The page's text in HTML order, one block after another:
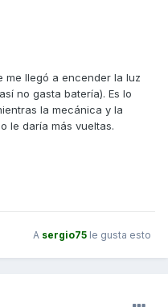
me llegó a encender la luz
no gasta batería). Es lo
la mecánica y la
le daría más vueltas.
A sergio75 le gusta esto